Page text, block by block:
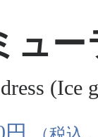
ュー
(Ice